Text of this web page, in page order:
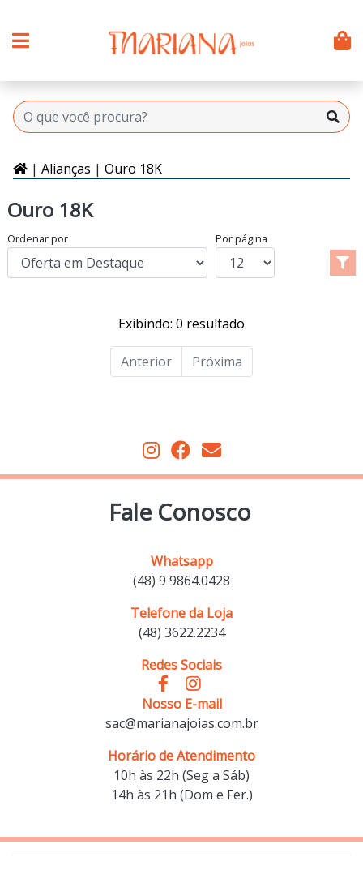
| Alianças | Ouro 18K
Ouro 18K
Ordenar por Por página
Exibindo: 0 resultado
Anterior Próxima
Fale Conosco
Whatsapp
(48) 9 9864.0428
Telefone da Loja
(48) 3622.2234
Redes Sociais
Nosso E-mail
sac@marianajoias.com.br
Horário de Atendimento
10h às 22h (Seg a Sáb)
14h às 21h (Dom e Fer.)